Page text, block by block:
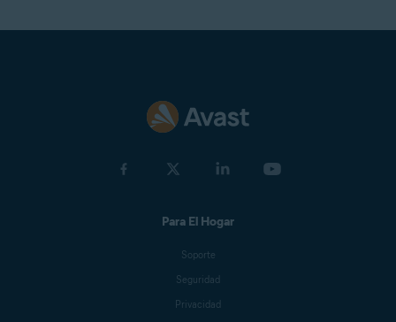
Michelle Robins
Benjamin Gorman
Para El Hogar
Soporte
Seguridad
Privacidad